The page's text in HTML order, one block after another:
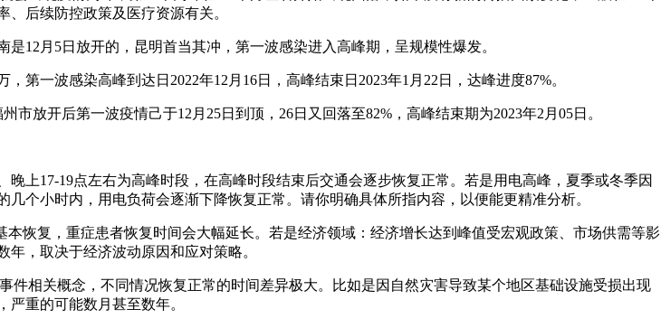
后续防控政策及医疗资源有关。
12月5日放开的，昆明首当其冲，第一波感染进入高峰期，呈规模性爆发。
第一波感染高峰到达日2022年12月16日，高峰结束日2023年1月22日，达峰进度87%。
放开后第一波疫情己于12月25日到顶，26日又回落至82%，高峰结束期为2023年2月05日。
上17-19点左右为高峰时段，在高峰时段结束后交通会逐步恢复正常。若是用电高峰，夏季或冬季因
个小时内，用电负荷会逐渐下降恢复正常。请你明确具体所指内容，以便能更精准分析。
恢复，重症患者恢复时间会大幅延长。若是经济领域：经济增长达到峰值受宏观政策、市场供需等影
，取决于经济波动原因和应对策略。
件相关概念，不同情况恢复正常的时间差异极大。比如是因自然灾害导致某个地区基础设施受损出现
重的可能数月甚至数年。